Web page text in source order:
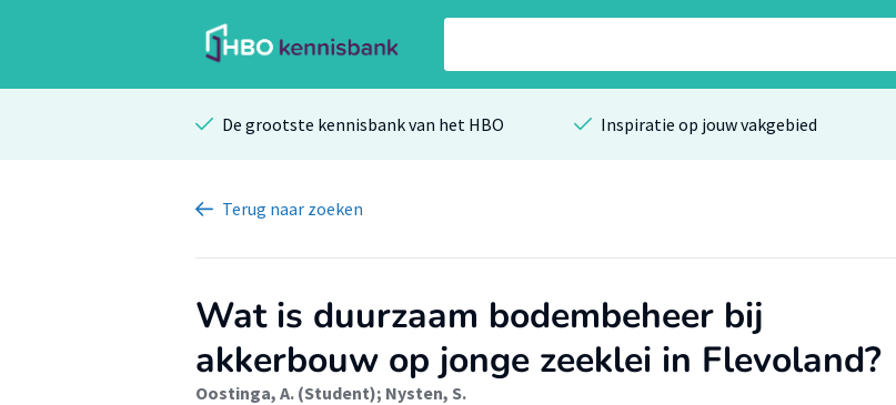
De grootste kennisbank van het HBO Inspiratie op jouw vakgebied
Terug naar zoeken
Wat is duurzaam bodembeheer bij
akkerbouw op jonge zeeklei in Flevoland?
Oostinga, A. (Student); Nysten, S.